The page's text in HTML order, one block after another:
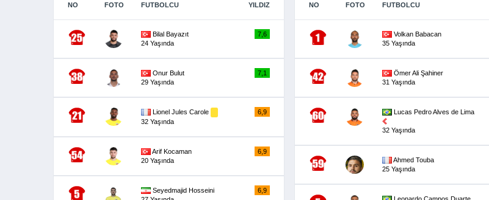
NO FOTO FUTBOLCU YILDIZ
Bilal Bayazıt
24 Yaşında
7,6
Onur Bulut
29 Yaşında
7,1
Lionel Jules Carole
32 Yaşında
6,9
Arif Kocaman
20 Yaşında
6,9
Seyedmajid Hosseini
6,9
NO FOTO FUTBOLCU
Volkan Babacan
35 Yaşında
Ömer Ali Şahiner
31 Yaşında
Lucas Pedro Alves de Lima
32 Yaşında
Ahmed Touba
25 Yaşında